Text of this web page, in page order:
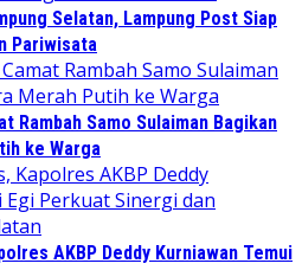
Selatan, Lampung Post Siap
Pariwisata
Rambah Samo Sulaiman Bagikan
ke Warga
AKBP Deddy Kurniawan Temui